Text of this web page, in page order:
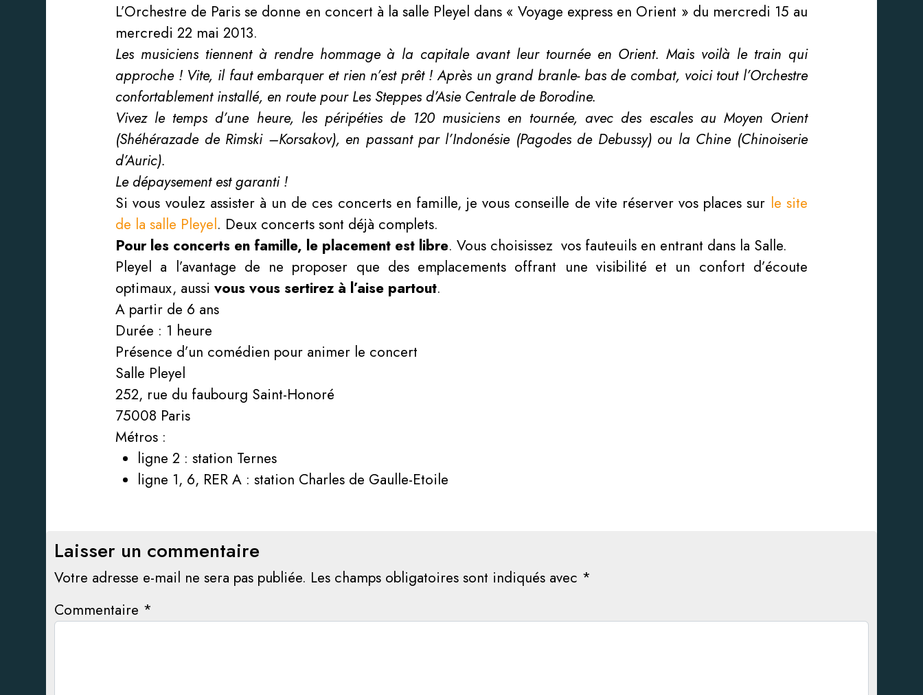
L’Orchestre de Paris se donne en concert à la salle Pleyel dans « Voyage express en Orient » du mercredi 15 au
mercredi 22 mai 2013.
Les musiciens tiennent à rendre hommage à la capitale avant leur tournée en Orient. Mais voilà le train qui
approche ! Vite, il faut embarquer et rien n’est prêt ! Après un grand branle- bas de combat, voici tout l’Orchestre
confortablement installé, en route pour Les Steppes d’Asie Centrale de Borodine.
Vivez le temps d’une heure, les péripéties de 120 musiciens en tournée, avec des escales au Moyen Orient
(Shéhérazade de Rimski –Korsakov), en passant par l’Indonésie (Pagodes de Debussy) ou la Chine (Chinoiserie
d’Auric).
Le dépaysement est garanti !
Si vous voulez assister à un de ces concerts en famille, je vous conseille de vite réserver vos places sur le site
de la salle Pleyel. Deux concerts sont déjà complets.
Pour les concerts en famille, le placement est libre. Vous choisissez vos fauteuils en entrant dans la Salle.
Pleyel a l’avantage de ne proposer que des emplacements offrant une visibilité et un confort d’écoute
optimaux, aussivous vous sertirez à l’aise partout.
A partir de 6 ans
Durée : 1 heure
Présence d’un comédien pour animer le concert
Salle Pleyel
252, rue du faubourg Saint-Honoré
75008 Paris
Métros :
ligne 2 : station Ternes
ligne 1, 6, RER A : station Charles de Gaulle-Etoile
Laisser un commentaire
Votre adresse e-mail ne sera pas publiée. Les champs obligatoires sont indiqués avec *
Commentaire *